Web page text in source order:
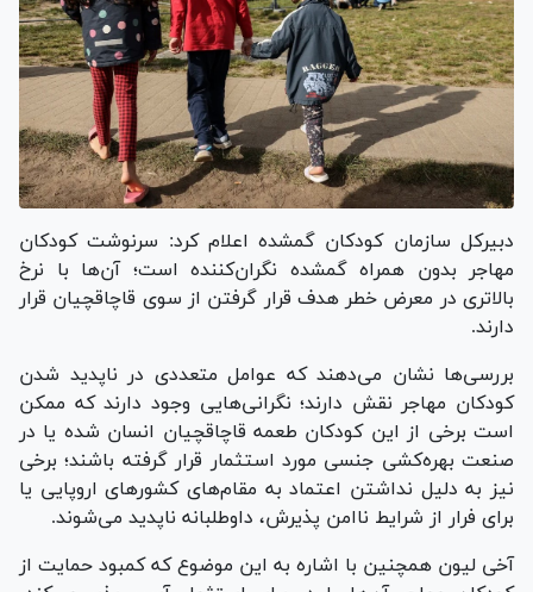
دبیرکل سازمان کودکان گمشده اعلام کرد: سرنوشت کودکان
مهاجر بدون همراه گمشده نگران‌کننده است؛ آن‌ها با نرخ
بالاتری در معرض خطر هدف قرار گرفتن از سوی قاچاقچیان قرار
دارند.
بررسی‌ها نشان می‌دهند که عوامل متعددی در ناپدید شدن
کودکان مهاجر نقش دارند؛ نگرانی‌هایی وجود دارند که ممکن
است برخی از این کودکان طعمه قاچاقچیان انسان شده یا در
صنعت بهره‌کشی جنسی مورد استثمار قرار گرفته باشند؛ برخی
نیز به دلیل نداشتن اعتماد به مقام‌های کشور‌های اروپایی یا
برای فرار از شرایط ناامن پذیرش، داوطلبانه ناپدید می‌شوند.
آخی لیون همچنین با اشاره به این موضوع که کمبود حمایت از